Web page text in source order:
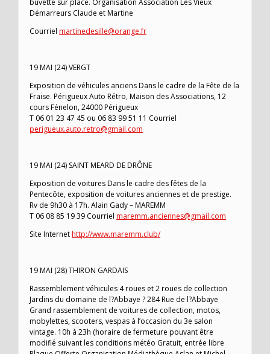
buvette sur place. Organisation Association Les Vieux
Démarreurs Claude et Martine
Courriel martinedesille@orange.fr
19 MAI (24) VERGT
Exposition de véhicules anciens Dans le cadre de la Fête de la
Fraise. Périgueux Auto Rétro, Maison des Associations, 12
cours Fénelon, 24000 Périgueux
T 06 01 23 47 45 ou 06 83 99 51 11 Courriel
perigueux.auto.retro@gmail.com
19 MAI (24) SAINT MEARD DE DRÔNE
Exposition de voitures Dans le cadre des fêtes de la
Pentecôte, exposition de voitures anciennes et de prestige.
Rv de 9h30 à 17h. Alain Gady – MAREMM
T 06 08 85 19 39 Courriel maremm.anciennes@gmail.com
Site Internethttp://www.maremm.club/
19 MAI (28) THIRON GARDAIS
Rassemblement véhicules 4 roues et 2 roues de collection
Jardins du domaine de l?Abbaye ? 284 Rue de l?Abbaye
Grand rassemblement de voitures de collection, motos,
mobylettes, scooters, vespas à l’occasion du 3e salon
vintage. 10h à 23h (horaire de fermeture pouvant être
modifié suivant les conditions météo Gratuit, entrée libre